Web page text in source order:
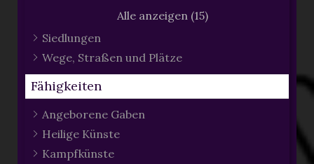
Alle anzeigen (15)
Siedlungen
Wege, Straßen und Plätze
Fähigkeiten
Angeborene Gaben
Heilige Künste
Kampfkünste